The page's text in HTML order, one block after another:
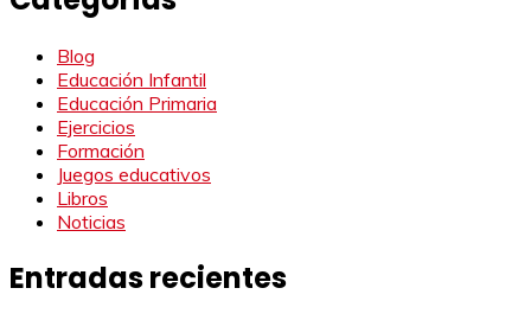
Blog
Educación Infantil
Educación Primaria
Ejercicios
Formación
Juegos educativos
Libros
Noticias
Entradas recientes